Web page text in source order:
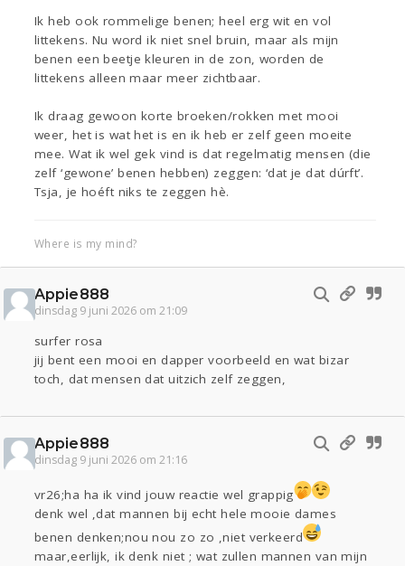
Ik heb ook rommelige benen; heel erg wit en vol
littekens. Nu word ik niet snel bruin, maar als mijn
benen een beetje kleuren in de zon, worden de
littekens alleen maar meer zichtbaar.
Ik draag gewoon korte broeken/rokken met mooi
weer, het is wat het is en ik heb er zelf geen moeite
mee. Wat ik wel gek vind is dat regelmatig mensen (die
zelf ‘gewone’ benen hebben) zeggen: ‘dat je dat dúrft’.
Tsja, je hoéft niks te zeggen hè.
Where is my mind?
Appie888
dinsdag 9 juni 2026 om 21:09
surfer rosa
jij bent een mooi en dapper voorbeeld en wat bizar
toch, dat mensen dat uitzich zelf zeggen,
Appie888
dinsdag 9 juni 2026 om 21:16
vr26;ha ha ik vind jouw reactie wel grappig
denk wel ,dat mannen bij echt hele mooie dames
benen denken;nou nou zo zo ,niet verkeerd
maar,eerlijk, ik denk niet ; wat zullen mannen van mijn